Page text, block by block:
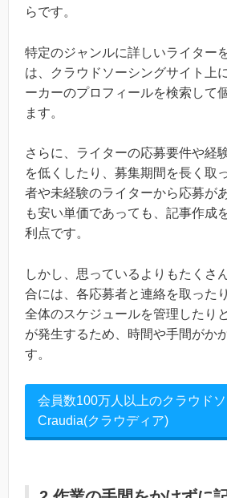
らです。
特定のジャンルに詳しいライター
は、クラウドソーシングサイト上
ーカーのプロフィールを検索して
ます。
さらに、ライターの応募要件や経
を低くしたり、募集期間を長く取
者や未経験のライターから応募が
も安い単価であっても、記事作成
利点です。
しかし、思っているよりもたくさ
合には、各応募者と連絡を取った
全体のスケジュールを管理したり
が発生するため、時間や手間がか
す。
会員数100万人以上のクラウド
Craudia(クラウディア)